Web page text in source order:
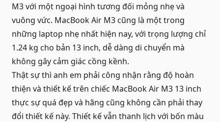
M3 với một ngoại hình tương đối mỏng nhẹ và
vuông vức. MacBook Air M3 cũng là một trong
những laptop nhẹ nhất hiện nay, với trọng lượng chỉ
1.24 kg cho bản 13 inch, dễ dàng di chuyển mà
không gây cảm giác cồng kềnh.
Thật sự thì anh em phải công nhận rằng độ hoàn
thiện và thiết kế trên chiếc MacBook Air M3 13 inch
thực sự quá đẹp và hãng cũng không cần phải thay
đổi thiết kế này. Thiết kế vẫn thanh lịch với bốn màu